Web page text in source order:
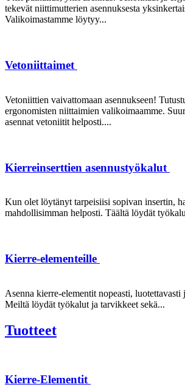
tekevät niittimutterien asennuksesta
Valikoimastamme löytyy...
Vetoniittaimet
Vetoniittien vaivattomaan asennukseen!
ergonomisten niittaimien valikoimaamme.
asennat vetoniitit helposti....
Kierreinserttien asennustyökalut
Kun olet löytänyt tarpeisiisi sopivan insertin,
mahdollisimman helposti. Täältä löydät
Kierre-elementeille
Asenna kierre-elementit nopeasti,
Meiltä löydät työkalut ja tarvikkeet sekä...
Tuotteet
Kierre-Elementit